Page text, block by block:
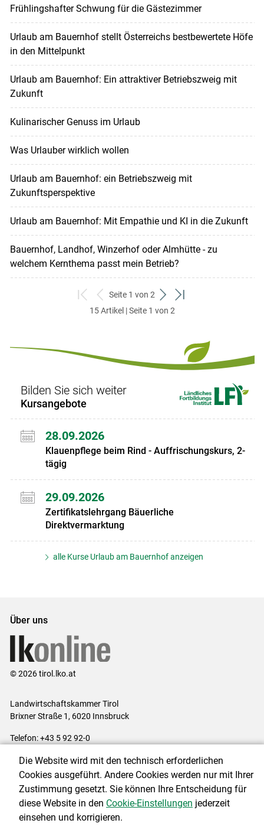
Frühlingshafter Schwung für die Gästezimmer
Urlaub am Bauernhof stellt Österreichs bestbewertete Höfe
in den Mittelpunkt
Urlaub am Bauernhof: Ein attraktiver Betriebszweig mit
Zukunft
Kulinarischer Genuss im Urlaub
Was Urlauber wirklich wollen
Urlaub am Bauernhof: ein Betriebszweig mit
Zukunftsperspektive
Urlaub am Bauernhof: Mit Empathie und KI in die Zukunft
Bauernhof, Landhof, Winzerhof oder Almhütte - zu
welchem Kernthema passt mein Betrieb?
zum
ersten
zurück
zum
Seite 1 von 2
weiter
zum
zum
15 Artikel | Seite 1 von 2
Bilden Sie sich weiter
Kursangebote
28.09.2026
Klauenpflege beim Rind - Auffrischungskurs, 2-
tägig
29.09.2026
Zertifikatslehrgang Bäuerliche
Direktvermarktung
alle Kurse Urlaub am Bauernhof anzeigen
Über uns
© 2026 tirol.lko.at
Landwirtschaftskammer Tirol
Brixner Straße 1, 6020 Innsbruck
Telefon: +43 5 92 92-0
Impressum|Kontakt|Datenschutzerklärung|Barrierefreiheit|
Cookie-Einstellungen
Die Website wird mit den technisch erforderlichen
Cookies ausgeführt. Andere Cookies werden nur mit Ihrer
Zustimmung gesetzt. Sie können Ihre Entscheidung für
diese Website in den Cookie-Einstellungen jederzeit
einsehen und korrigieren.